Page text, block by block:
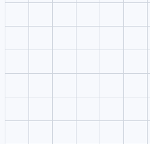
Transforme uma ideia curta
estruturado com sujeito, cena,